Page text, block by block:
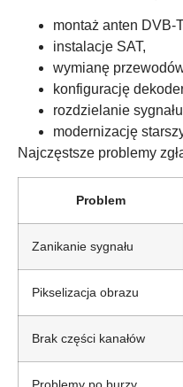
montaż anten DVB-
instalacje SAT,
wymianę
konfigurację
rozdzielanie
modernizację
Najczęstsze problemy
Problem
Zanikanie sygnału
Pikselizacja obrazu
Brak części kanałów
Problemy po burzy